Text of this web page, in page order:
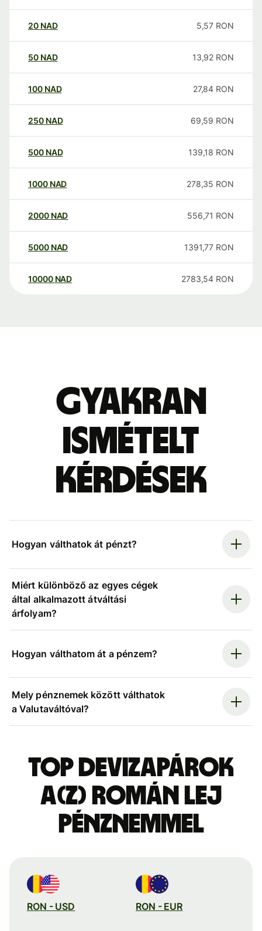
20 NAD 5,57 RON
50 NAD 13,92 RON
100 NAD 27,84 RON
250 NAD 69,59 RON
500 NAD 139,18 RON
1000 NAD 278,35 RON
2000 NAD 556,71 RON
5000 NAD 1391,77 RON
10000 NAD 2783,54 RON
Gyakran
ismételt
kérdések
Hogyan válthatok át pénzt?
Miért különböző az egyes cégek
által alkalmazott átváltási
árfolyam?
Hogyan válthatom át a pénzem?
Mely pénznemek között válthatok
a Valutaváltóval?
Top devizapárok
a(z) román lej
pénznemmel
RON - USD RON - EUR